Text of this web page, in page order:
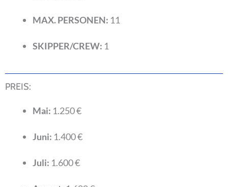
MAX. PERSONEN: 11
SKIPPER/CREW: 1
PREIS:
Mai: 1.250 €
Juni: 1.400 €
Juli: 1.600 €